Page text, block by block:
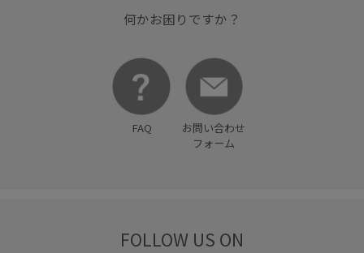
何かお困りですか？
FAQ
お問い合わせ
フォーム
FOLLOW US ON